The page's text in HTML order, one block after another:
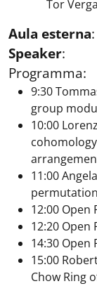
Tor
Aula esterna:
Speaker:
Programma:
9:30
group
10:00
11:00
12:00 Open
12:20 Open
14:30 Open
15:00
Chow Ring